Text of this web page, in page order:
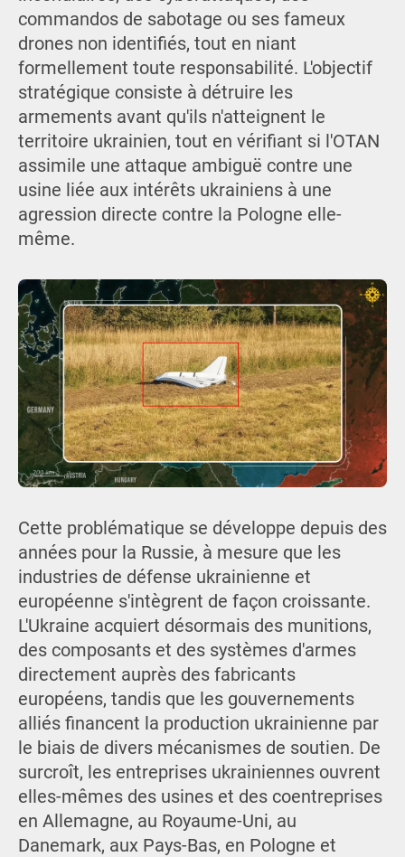
commandos de sabotage ou ses fameux
drones non identifiés, tout en niant
formellement toute responsabilité. L'objectif
stratégique consiste à détruire les
armements avant qu'ils n'atteignent le
territoire ukrainien, tout en vérifiant si l'OTAN
assimile une attaque ambiguë contre une
usine liée aux intérêts ukrainiens à une
agression directe contre la Pologne elle-
même.
Cette problématique se développe depuis des
années pour la Russie, à mesure que les
industries de défense ukrainienne et
européenne s'intègrent de façon croissante.
L'Ukraine acquiert désormais des munitions,
des composants et des systèmes d'armes
directement auprès des fabricants
européens, tandis que les gouvernements
alliés financent la production ukrainienne par
le biais de divers mécanismes de soutien. De
surcroît, les entreprises ukrainiennes ouvrent
elles-mêmes des usines et des coentreprises
en Allemagne, au Royaume-Uni, au
Danemark, aux Pays-Bas, en Pologne et